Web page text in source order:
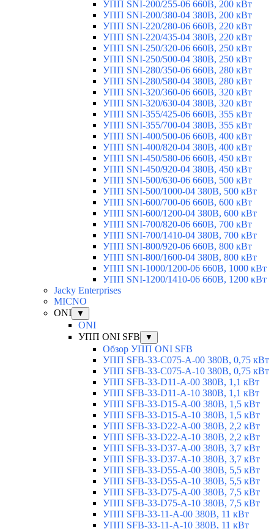
УПП SNI-200/255-06 660В, 200 кВт
УПП SNI-200/380-04 380В, 200 кВт
УПП SNI-220/280-06 660В, 220 кВт
УПП SNI-220/435-04 380В, 220 кВт
УПП SNI-250/320-06 660В, 250 кВт
УПП SNI-250/500-04 380В, 250 кВт
УПП SNI-280/350-06 660В, 280 кВт
УПП SNI-280/580-04 380В, 280 кВт
УПП SNI-320/360-06 660В, 320 кВт
УПП SNI-320/630-04 380В, 320 кВт
УПП SNI-355/425-06 660В, 355 кВт
УПП SNI-355/700-04 380В, 355 кВт
УПП SNI-400/500-06 660В, 400 кВт
УПП SNI-400/820-04 380В, 400 кВт
УПП SNI-450/580-06 660В, 450 кВт
УПП SNI-450/920-04 380В, 450 кВт
УПП SNI-500/630-06 660В, 500 кВт
УПП SNI-500/1000-04 380В, 500 кВт
УПП SNI-600/700-06 660В, 600 кВт
УПП SNI-600/1200-04 380В, 600 кВт
УПП SNI-700/820-06 660В, 700 кВт
УПП SNI-700/1410-04 380В, 700 кВт
УПП SNI-800/920-06 660В, 800 кВт
УПП SNI-800/1600-04 380В, 800 кВт
УПП SNI-1000/1200-06 660В, 1000 кВт
УПП SNI-1200/1410-06 660В, 1200 кВт
Jacky Enterprises
MICNO
ONI
▼
ONI
УПП ONI SFB
▼
Обзор УПП ONI SFB
УПП SFB-33-C075-A-00 380В, 0,75 кВт
УПП SFB-33-C075-A-10 380В, 0,75 кВт
УПП SFB-33-D11-A-00 380В, 1,1 кВт
УПП SFB-33-D11-A-10 380В, 1,1 кВт
УПП SFB-33-D15-A-00 380В, 1,5 кВт
УПП SFB-33-D15-A-10 380В, 1,5 кВт
УПП SFB-33-D22-A-00 380В, 2,2 кВт
УПП SFB-33-D22-A-10 380В, 2,2 кВт
УПП SFB-33-D37-A-00 380В, 3,7 кВт
УПП SFB-33-D37-A-10 380В, 3,7 кВт
УПП SFB-33-D55-A-00 380В, 5,5 кВт
УПП SFB-33-D55-A-10 380В, 5,5 кВт
УПП SFB-33-D75-A-00 380В, 7,5 кВт
УПП SFB-33-D75-A-10 380В, 7,5 кВт
УПП SFB-33-11-A-00 380В, 11 кВт
УПП SFB-33-11-A-10 380В, 11 кВт